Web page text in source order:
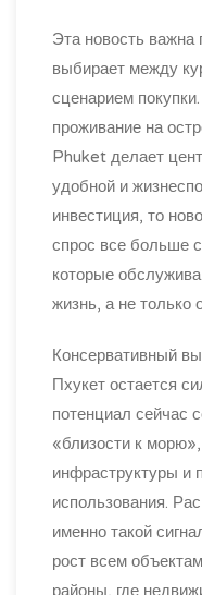
Эта новость важна
выбирает между
сценарием
проживание на
Phuket делает
удобной и
инвестиция, то
спрос все больше
которые
жизнь, а не только
Консервативный
Пхукет остается
потенциал сейчас
«близости к
инфраструктуры и
использования.
именно такой
рост всем
районы, где